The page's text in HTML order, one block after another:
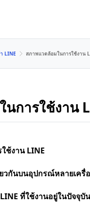
LINE สภาพแวดล้อมในการใช้งาน
การใช้งาน
ช้งาน LINE
วกันบนอุปกรณ์หลายเครื่
ที่ใช้งานอยู่ในปัจจุบั